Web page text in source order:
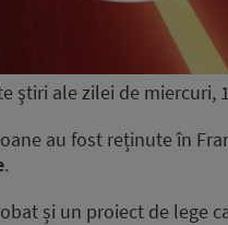
ştiri ale zilei de miercuri,
au fost reținute în
.
și un proiect de lege